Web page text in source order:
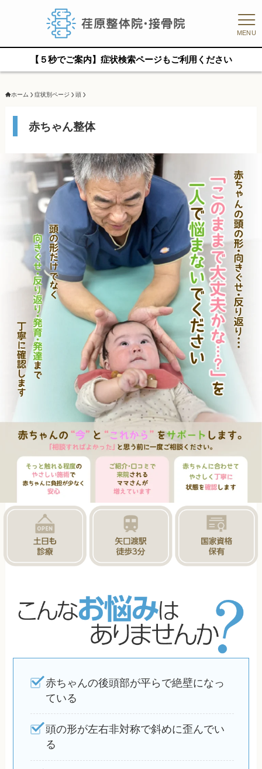
MENU
【５秒でご案内】症状検索ページもご利用ください
ホーム 症状別ページ 頭
赤ちゃん整体
赤ちゃんの後頭部が平らで絶壁になっ
ている
頭の形が左右非対称で斜めに歪んでい
る